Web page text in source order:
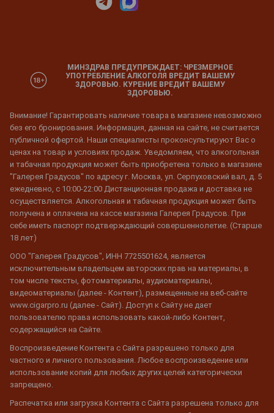
МИНЗДРАВ ПРЕДУПРЕЖДАЕТ: ЧРЕЗМЕРНОЕ
УПОТРЕБЛЕНИЕ АЛКОГОЛЯ ВРЕДИТ ВАШЕМУ
ЗДОРОВЬЮ. КУРЕНИЕ ВРЕДИТ ВАШЕМУ
ЗДОРОВЬЮ.
Внимание! Гарантировать наличие товара в магазине невозможно
без его бронирования. Информация, данная на сайте, не считается
публичной офертой. Наши специалисты проконсультируют Вас о
ценах на товар и условиях продаж. Уведомляем, что алкогольная
и табачная продукция может быть приобретена только в магазине
"Галерея Градусов" по адресу г. Москва, ул. Серпуховский вал, д. 5
ежедневно, с 10:00-22:00 Дистанционная продажа и доставка не
осуществляется. Алкогольная и табачная продукция может быть
получена и оплачена на кассе магазина Галерея Градусов. При
себе иметь паспорт подтверждающий совершеннолетие. (Старше
18 лет)
ООО "Галерея Градусов", ИНН 7725501624, является
исключительным владельцем авторских прав на материалы, в
том числе тексты, фотоматериалы, аудиоматериалы,
видеоматериалы (далее - Контент), размещенные на веб-сайте
www.cigarpro.ru (далее - Сайт). Доступ к Сайту не дает
пользователю права использовать какой-либо Контент,
содержащийся на Сайте.
Воспроизведение Контента с Сайта разрешено только для
частного и личного пользования. Любое воспроизведение или
использование копий для любых других целей категорически
запрещено.
Распечатка или загрузка Контента с Сайта разрешена только для